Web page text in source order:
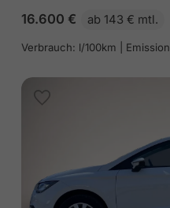
16.600 € ab 143 € mtl.
Verbrauch: l/100km |